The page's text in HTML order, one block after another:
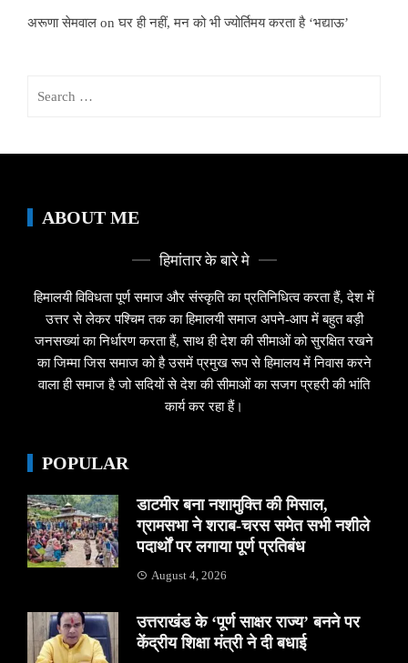
अरूणा सेमवाल onघर ही नहीं, मन को भी ज्योर्तिमय करता है ‘भद्याऊ’
ABOUT ME
हिमांतार के बारे मे
हिमालयी विविधता पूर्ण समाज और संस्कृति का प्रतिनिधित्व करता हैं, देश में
उत्तर से लेकर पश्चिम तक का हिमालयी समाज अपने-आप में बहुत बड़ी
जनसख्यां का निर्धारण करता हैं, साथ ही देश की सीमाओं को सुरक्षित रखने
का जिम्मा जिस समाज को है उसमें प्रमुख रूप से हिमालय में निवास करने
वाला ही समाज है जो सदियों से देश की सीमाओं का सजग प्रहरी की भांति
कार्य कर रहा हैं।
POPULAR
डाटमीर बना नशामुक्ति की मिसाल,
ग्रामसभा ने शराब-चरस समेत सभी नशीले
पदार्थों पर लगाया पूर्ण प्रतिबंध
August 4, 2026
उत्तराखंड के ‘पूर्ण साक्षर राज्य’ बनने पर
केंद्रीय शिक्षा मंत्री ने दी बधाई